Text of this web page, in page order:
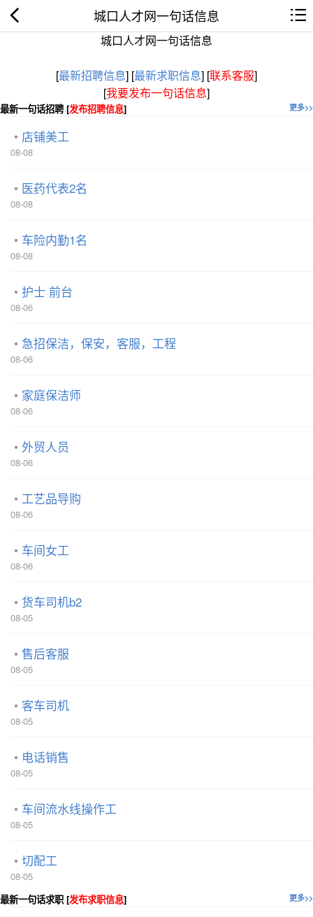
城口人才网一句话信息
城口人才网一句话信息
[最新招聘信息] [最新求职信息] [联系客服]
[我要发布一句话信息]
更多>>
最新一句话招聘 [发布招聘信息]
店铺美工
08-08
医药代表2名
08-08
车险内勤1名
08-08
护士 前台
08-06
急招保洁，保安，客服，工程
08-06
家庭保洁师
08-06
外贸人员
08-06
工艺品导购
08-06
车间女工
08-06
货车司机b2
08-05
售后客服
08-05
客车司机
08-05
电话销售
08-05
车间流水线操作工
08-05
切配工
08-05
更多>>
最新一句话求职 [发布求职信息]